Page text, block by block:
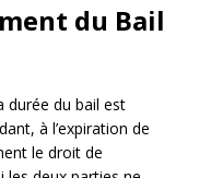
du Bail
durée du bail est
à l’expiration de
le droit de